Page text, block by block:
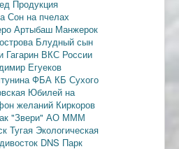
Продукция
Сон на пчелах
Артыбаш Манжерок
Блудный сын
Гагарин ВКС России
Егуеков
ФБА КБ Сухого
Юбилей на
желаний Киркоров
"Звери" АО МММ
Тугая Экологическая
DNS Парк